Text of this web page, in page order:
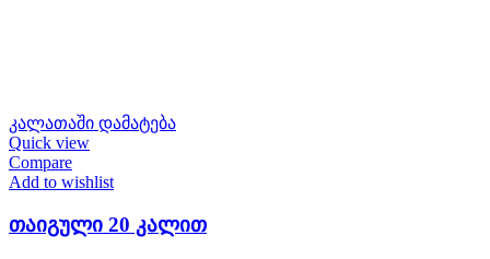
კალათაში დამატება
Quick view
Compare
Add to wishlist
თაიგული 20 კალით